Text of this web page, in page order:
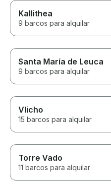
Kallithea
9 barcos para alquilar
Santa María de Leuca
9 barcos para alquilar
Vlicho
15 barcos para alquilar
Torre Vado
11 barcos para alquilar